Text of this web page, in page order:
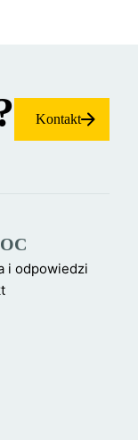
Kontakt
i odpowiedzi